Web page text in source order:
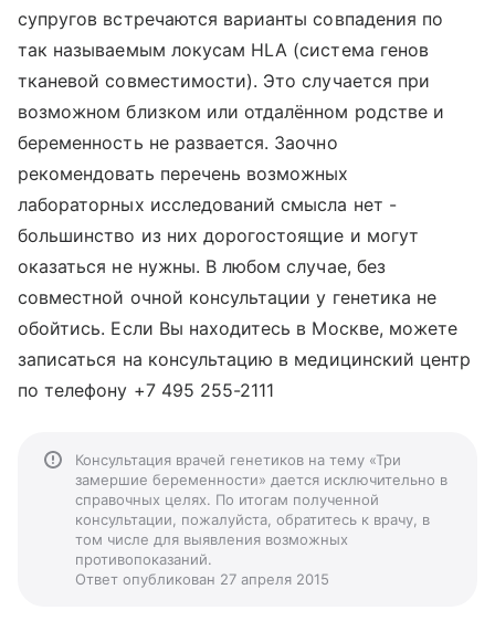
супругов встречаются варианты совпадения по
так называемым локусам HLA (система генов
тканевой совместимости). Это случается при
возможном близком или отдалённом родстве и
беременность не развается. Заочно
рекомендовать перечень возможных
лабораторных исследований смысла нет -
большинство из них дорогостоящие и могут
оказаться не нужны. В любом случае, без
совместной очной консультации у генетика не
обойтись. Если Вы находитесь в Москве, можете
записаться на консультацию в медицинский центр
по телефону +7 495 255-2111
Консультация врачей генетиков на тему «Три
замершие беременности» дается исключительно в
справочных целях. По итогам полученной
консультации, пожалуйста, обратитесь к врачу, в
том числе для выявления возможных
противопоказаний.
Ответ опубликован 27 апреля 2015